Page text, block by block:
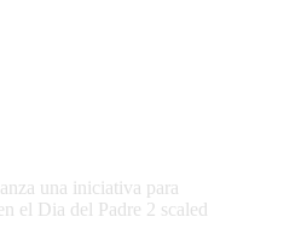
una iniciativa para
el Dia del Padre 2 scaled